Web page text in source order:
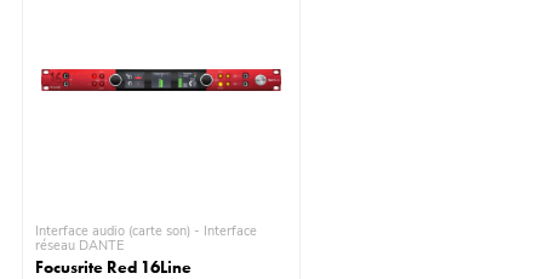
Interface audio (carte son) - Interface
réseau DANTE
Focusrite Red 16Line